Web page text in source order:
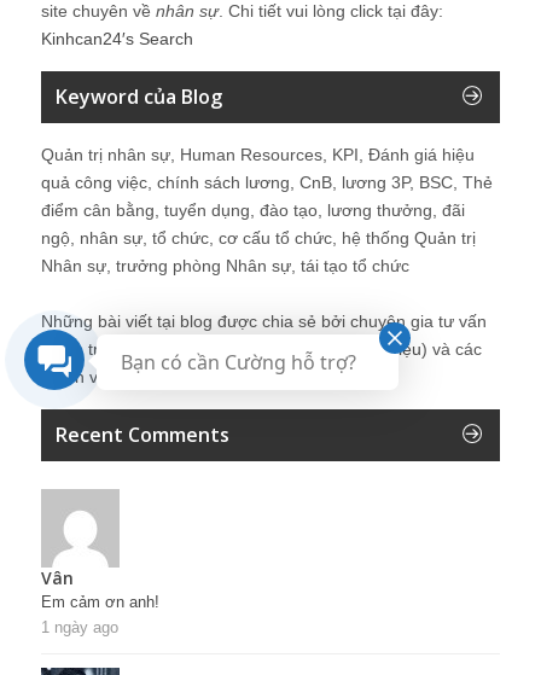
site chuyên về nhân sự. Chi tiết vui lòng click tại đây:
Kinhcan24′s Search
Keyword của Blog
Quản trị nhân sự, Human Resources, KPI, Đánh giá hiệu
quả công việc, chính sách lương, CnB, lương 3P, BSC, Thẻ
điểm cân bằng, tuyển dụng, đào tạo, lương thưởng, đãi
ngộ, nhân sự, tổ chức, cơ cấu tổ chức, hệ thống Quản trị
Nhân sự, trưởng phòng Nhân sự, tái tạo tổ chức
Những bài viết tại blog được chia sẻ bởi chuyên gia tư vấn
Quản trị Nhân sự Nguyễn Hùng Cường (
giới thiệu) và các
thành viên khác trong cộng đồng Nhân sự.
Recent Comments
Vân
Em cảm ơn anh!
1 ngày ago
Bạn có cần Cường hỗ trợ?